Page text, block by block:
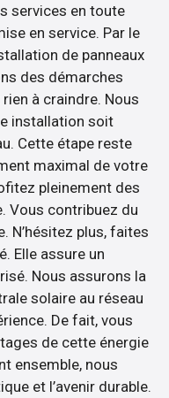
services en toute
en service. Par le
de panneaux
des démarches
à craindre. Nous
installation soit
Cette étape reste
maximal de votre
pleinement des
Vous contribuez du
N’hésitez plus, faites
Elle assure un
Nous assurons la
solaire au réseau
De fait, vous
de cette énergie
ensemble, nous
et l’avenir durable.